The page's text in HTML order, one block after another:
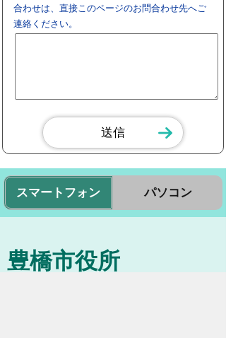
合わせは、直接このページのお問合わせ先へご
連絡ください。
スマートフォン パソコン
豊橋市役所